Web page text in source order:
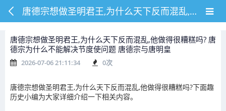
唐德宗想做圣明君王,为什么天下反而混乱,他做得很糟糕吗? 唐德宗为什么不能解决节度使问题 唐德宗与唐明皇
唐德宗想做圣明君王,为什么天下反而混乱,他做得很糟糕吗? 唐
德宗为什么不能解决节度使问题 唐德宗与唐明皇
2026-07-06 21:11:34 0次
唐德宗想做圣明君王,为什么天下反而混乱,他做得很糟糕吗?下面趣
历史小编为大家详细介绍一下相关内容。